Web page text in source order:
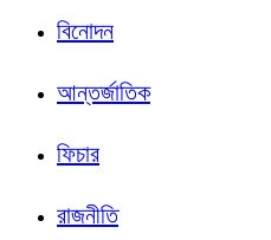
বিনোদন
আন্তর্জাতিক
ফিচার
রাজনীতি